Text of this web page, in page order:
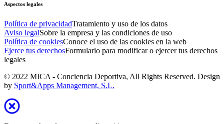
Aspectos legales
Política de privacidadTratamiento y uso de los datos
Aviso legalSobre la empresa y las condiciones de uso
Política de cookiesConoce el uso de las cookies en la web
Ejerce tus derechosFormulario para modificar o ejercer tus derechos
legales
© 2022 MICA - Conciencia Deportiva, All Rights Reserved. Design
by Sport&Apps Management, S.L.